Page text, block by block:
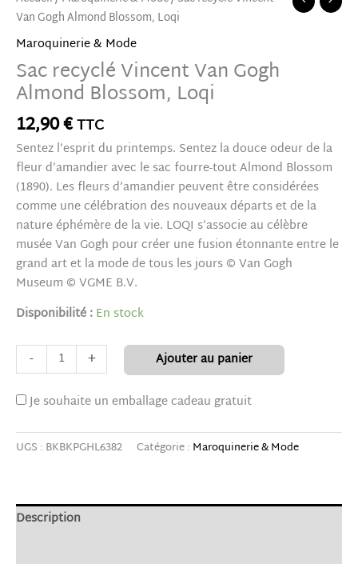
Van Gogh Almond Blossom, Loqi
Maroquinerie & Mode
Sac recyclé Vincent Van Gogh
Almond Blossom, Loqi
12,90€TTC
Sentez l’esprit du printemps. Sentez la douce odeur de la
fleur d’amandier avec le sac fourre-tout Almond Blossom
(1890). Les fleurs d’amandier peuvent être considérées
comme une célébration des nouveaux départs et de la
nature éphémère de la vie. LOQI s’associe au célèbre
musée Van Gogh pour créer une fusion étonnante entre le
grand art et la mode de tous les jours © Van Gogh
Museum © VGME B.V.
Disponibilité :En stock
- +
Ajouter au panier
Je souhaite un emballage cadeau gratuit
UGS : BKBKPGHL6382 Catégorie : Maroquinerie & Mode
Description